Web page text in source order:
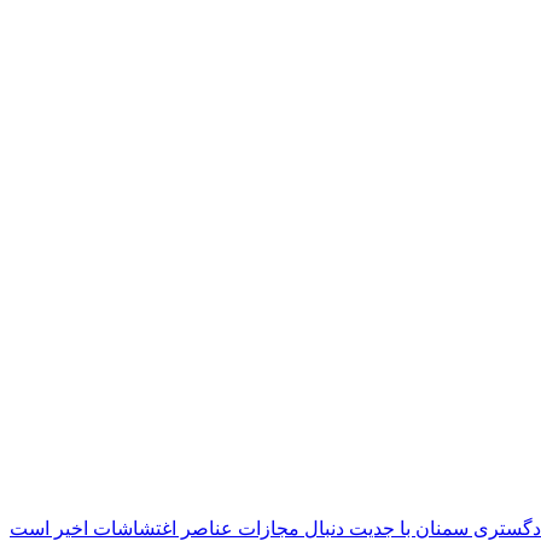
سمنان با جدیت دنبال مجازات عناصر اغتشاشات اخیر است